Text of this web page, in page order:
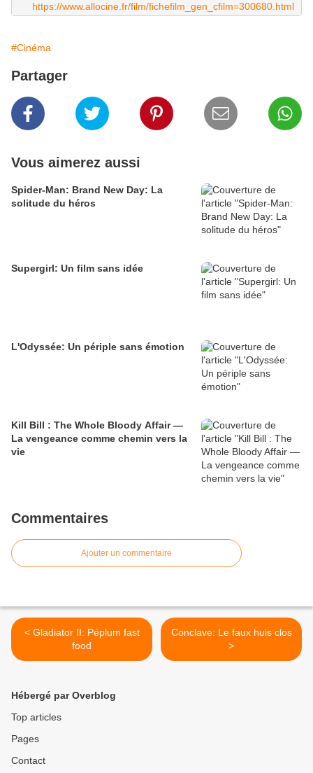
https://www.allocine.fr/film/fichefilm_gen_cfilm=300680.html
#Cinéma
Partager
Vous aimerez aussi
Spider-Man: Brand New Day: La
solitude du héros
Supergirl: Un film sans idée
L'Odyssée: Un périple sans émotion
Kill Bill : The Whole Bloody Affair —
La vengeance comme chemin vers la
vie
Commentaires
Ajouter un commentaire
< Gladiator II: Péplum fast
food
Conclave: Le faux huis clos
>
Hébergé par Overblog
Top articles
Pages
Contact